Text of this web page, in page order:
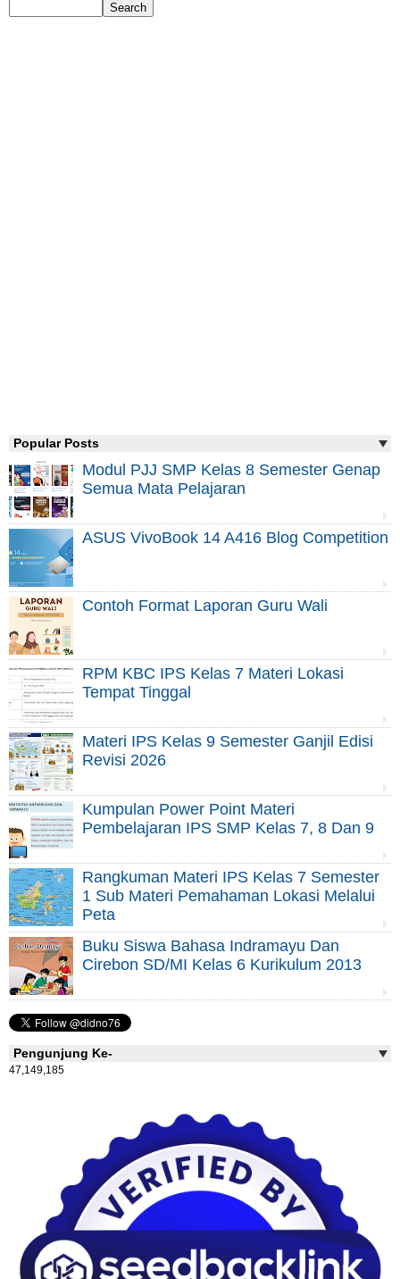
Popular Posts
Modul PJJ SMP Kelas 8 Semester Genap
Semua Mata Pelajaran
ASUS VivoBook 14 A416 Blog Competition
Contoh Format Laporan Guru Wali
RPM KBC IPS Kelas 7 Materi Lokasi
Tempat Tinggal
Materi IPS Kelas 9 Semester Ganjil Edisi
Revisi 2026
Kumpulan Power Point Materi
Pembelajaran IPS SMP Kelas 7, 8 Dan 9
Rangkuman Materi IPS Kelas 7 Semester
1 Sub Materi Pemahaman Lokasi Melalui
Peta
Buku Siswa Bahasa Indramayu Dan
Cirebon SD/MI Kelas 6 Kurikulum 2013
Pengunjung Ke-
47,149,185